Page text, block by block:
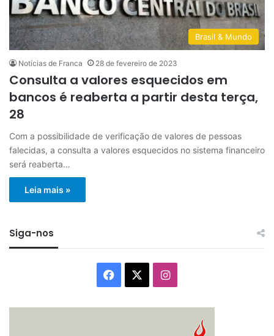
Brasil & Mundo
Notícias de Franca 28 de fevereiro de 2023
Consulta a valores esquecidos em
bancos é reaberta a partir desta terça,
28
Com a possibilidade de verificação de valores de pessoas
falecidas, a consulta a valores esquecidos no sistema financeiro
será reaberta…
Leia mais »
Siga-nos
Facebook Instagram